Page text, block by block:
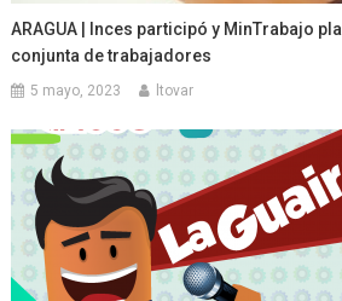
ARAGUA | Inces participó y MinTrabajo
conjunta de trabajadores
5 mayo, 2023 ltovar